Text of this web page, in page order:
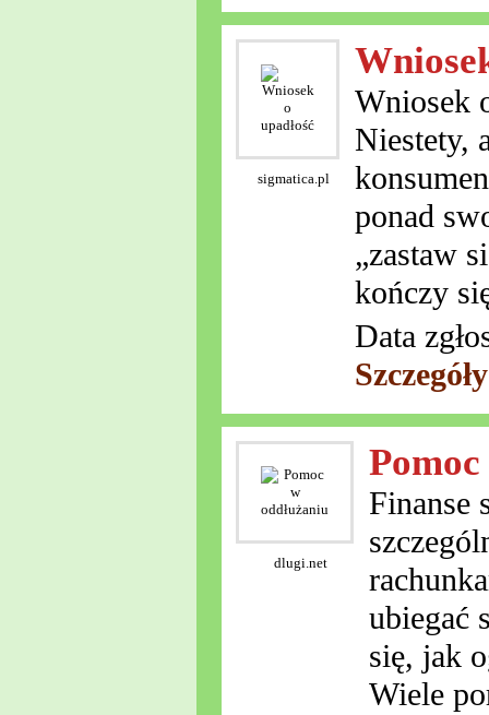
sigmatica.pl
Wniosek
Niestety,
ponad
„zastaw
kończy
Data
dlugi.net
Finanse
ubiegać
się, jak
Wiele